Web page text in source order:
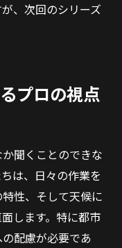
、次回のシリーズ
プロの視点
聞くことのできな
は、日々の作業を
性、そして天候に
します。特に都市
配慮が必要であ